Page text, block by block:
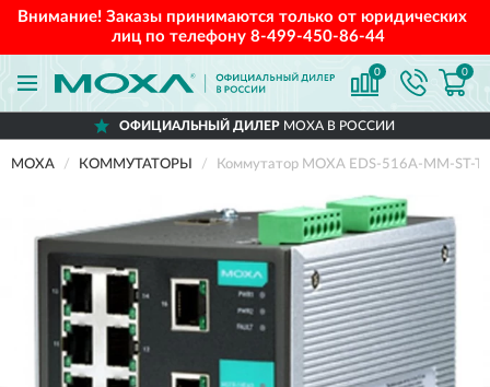
Внимание! Заказы принимаются только от юридических
лиц по телефону 8-499-450-86-44
0 0
ОФИЦИАЛЬНЫЙ ДИЛЕРMOXA В РОССИИ
MOXA КОММУТАТОРЫ Коммутатор MOXA EDS-516A-MM-ST-T